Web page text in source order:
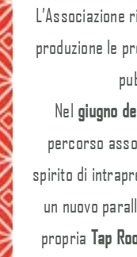
L
produzione le
Nel giugno
percorso
spirito di
un nuovo
propria Tap